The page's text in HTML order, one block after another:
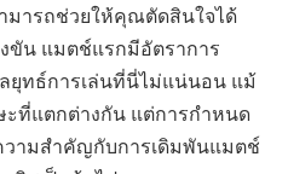
มารถช่วยให้คุณตัดสินใจได้
ขัน แมตช์แรกมีอัตราการ
ยุทธ์การเล่นที่นี่ไม่แน่นอน แม้
ที่แตกต่างกัน แต่การกำหนด
ามสำคัญกับการเดิมพันแมตช์